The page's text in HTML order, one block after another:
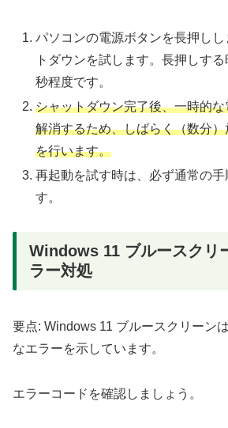
パソコンの電源ボタンを長押し
トダウンを試します。長押しす
秒程度です。
シャットダウン完了後、一時的
解消するため、しばらく（数分
を行います。
再起動を試す時は、必ず通常の手
す。
Windows 11 ブルースクリ
ラー対処
要点: Windows 11 ブルースクリーン
なエラーを示しています。
エラーコードを確認しましょう。